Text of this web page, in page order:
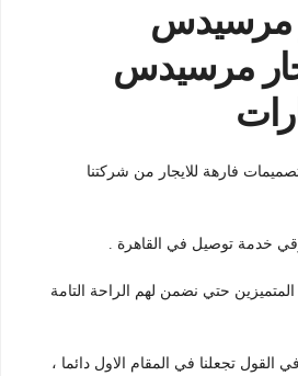
مرسيدس
مرسيدس
فارهة للايجار من شركتنا
خدمة توصيل في القاهرة .
حتي نضمن لهم الراحة التامة
تجعلنا في المقام الاول دائما ،